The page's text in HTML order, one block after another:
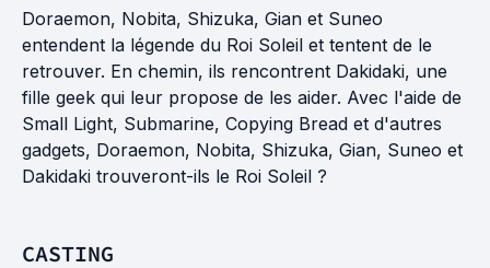
Doraemon, Nobita, Shizuka, Gian et Suneo
entendent la légende du Roi Soleil et tentent de le
retrouver. En chemin, ils rencontrent Dakidaki, une
fille geek qui leur propose de les aider. Avec l'aide de
Small Light, Submarine, Copying Bread et d'autres
gadgets, Doraemon, Nobita, Shizuka, Gian, Suneo et
Dakidaki trouveront-ils le Roi Soleil ?
CASTING